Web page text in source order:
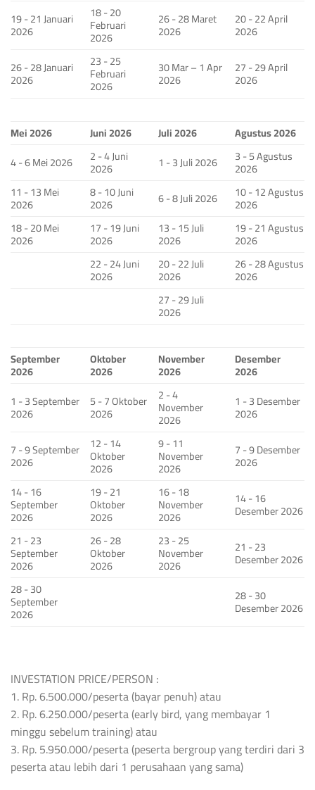
19 - 21 Januari
2026
18 - 20
Februari
2026
26 - 28 Maret
2026
20 - 22 April
2026
26 - 28 Januari
2026
23 - 25
Februari
2026
30 Mar – 1 Apr
2026
27 - 29 April
2026
Mei 2026 Juni 2026 Juli 2026
Agustus 2026
4 - 6 Mei 2026
2 - 4 Juni
2026 1 - 3 Juli 2026 3 - 5 Agustus
2026
11 - 13 Mei
2026
8 - 10 Juni
2026 6 - 8 Juli 2026 10 - 12 Agustus
2026
18 - 20 Mei
2026
17 - 19 Juni
2026
13 - 15 Juli
2026
19 - 21 Agustus
2026
22 - 24 Juni
2026
20 - 22 Juli
2026
26 - 28 Agustus
2026
27 - 29 Juli
2026
September
2026
Oktober
2026
November
2026
Desember
2026
1 - 3 September
2026
5 - 7 Oktober
2026
2 - 4
November
2026
1 - 3 Desember
2026
7 - 9 September
2026
12 - 14
Oktober
2026
9 - 11
November
2026
7 - 9 Desember
2026
14 - 16
September
2026
19 - 21
Oktober
2026
16 - 18
November
2026
14 - 16
Desember 2026
21 - 23
September
2026
26 - 28
Oktober
2026
23 - 25
November
2026
21 - 23
Desember 2026
28 - 30
September
2026
28 - 30
Desember 2026
INVESTATION PRICE/PERSON :
1. Rp. 6.500.000/peserta (bayar penuh) atau
2. Rp. 6.250.000/peserta (early bird, yang membayar 1
minggu sebelum training) atau
3. Rp. 5.950.000/peserta (peserta bergroup yang terdiri dari 3
peserta atau lebih dari 1 perusahaan yang sama)